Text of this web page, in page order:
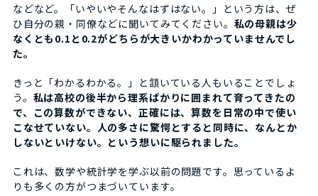
などなど。「いやいやそんなはずはない。」という方は、ぜ
ひ自分の親・同僚などに聞いてみてください。 私の母親は少
なくとも0.1と0.2がどちらが大きいかわかっていませんでし
た。
きっと「わかるわかる。」と頷いている人もいることでしょ
う。 私は高校の後半から理系ばかりに囲まれて育ってきたの
で、この算数ができない、正確には、算数を日常の中で使い
こなせていない。人の多さに驚愕とすると同時に、なんとか
しないといけない。という想いに駆られました。
これは、数学や統計学を学ぶ以前の問題です。思っているよ
りも多くの方がつまづいています。